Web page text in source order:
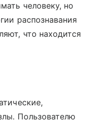
человеку, но
распознавания
что находится
Пользователю